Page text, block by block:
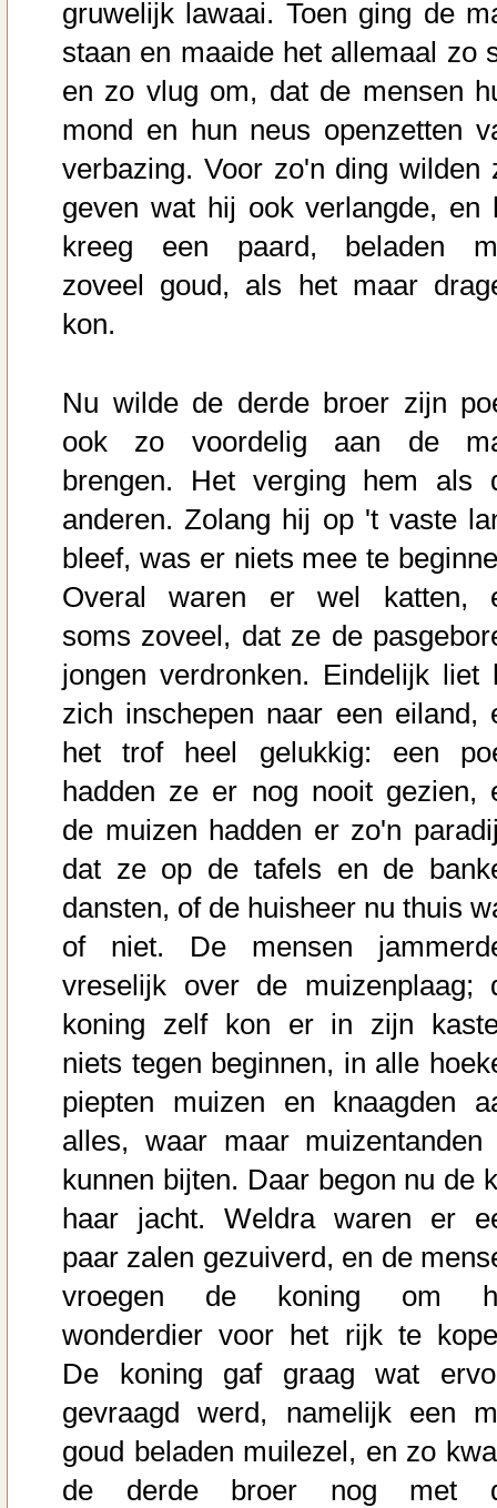
gruwelijk lawaai. Toen ging de
staan en maaide het allemaal zo
en zo vlug om, dat de mensen
mond en hun neus openzetten
verbazing. Voor zo'n ding wilden
geven wat hij ook verlangde, en
kreeg een paard, beladen
zoveel goud, als het maar
kon.
Nu wilde de derde broer zijn
ook zo voordelig aan de
brengen. Het verging hem als
anderen. Zolang hij op 't vaste
bleef, was er niets mee te
Overal waren er wel katten,
soms zoveel, dat ze de
jongen verdronken. Eindelijk liet
zich inschepen naar een eiland,
het trof heel gelukkig: een
hadden ze er nog nooit gezien,
de muizen hadden er zo'n
dat ze op de tafels en de
dansten, of de huisheer nu thuis
of niet. De mensen
vreselijk over de muizenplaag;
koning zelf kon er in zijn
niets tegen beginnen, in alle
piepten muizen en knaagden
alles, waar maar muizentanden
kunnen bijten. Daar begon nu de
haar jacht. Weldra waren er
paar zalen gezuiverd, en de
vroegen de koning om
wonderdier voor het rijk te
De koning gaf graag wat
gevraagd werd, namelijk een
goud beladen muilezel, en zo
de derde broer nog met